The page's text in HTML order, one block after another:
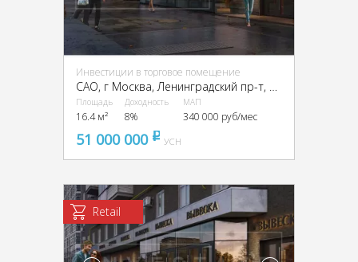
Инвестиции в торговое помещение
CАО, г Москва, Ленинградский пр-т, 33, корп. 3
Площадь
16.4 м²
Доходность
8%
МАП
340 000 руб/мес
51 000 000 pуб
УСН
Retail